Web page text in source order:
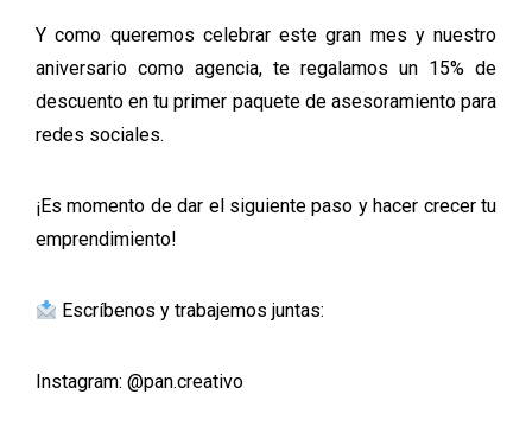
Y como queremos celebrar este gran mes y nuestro
aniversario como agencia, te regalamos un 15% de
descuento en tu primer paquete de asesoramiento para
redes sociales.
¡Es momento de dar el siguiente paso y hacer crecer tu
emprendimiento!
Escríbenos y trabajemos juntas:
Instagram: @pan.creativo